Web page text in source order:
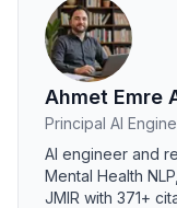
Ahmet Emre
Principal AI
AI engineer and
Mental Health
JMIR with 371+